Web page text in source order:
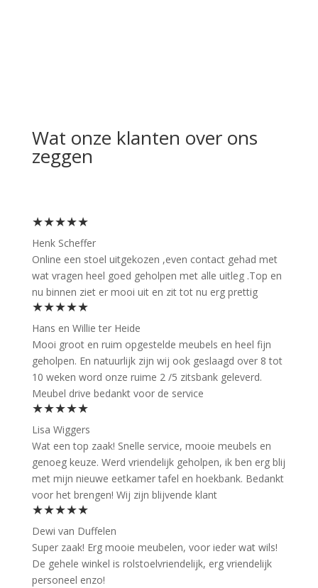
Wat onze klanten over ons
zeggen
★★★★★
Henk Scheffer
Online een stoel uitgekozen ,even contact gehad met
wat vragen heel goed geholpen met alle uitleg .Top en
nu binnen ziet er mooi uit en zit tot nu erg prettig
★★★★★
Hans en Willie ter Heide
Mooi groot en ruim opgestelde meubels en heel fijn
geholpen. En natuurlijk zijn wij ook geslaagd over 8 tot
10 weken word onze ruime 2 /5 zitsbank geleverd.
Meubel drive bedankt voor de service
★★★★★
Lisa Wiggers
Wat een top zaak! Snelle service, mooie meubels en
genoeg keuze. Werd vriendelijk geholpen, ik ben erg blij
met mijn nieuwe eetkamer tafel en hoekbank. Bedankt
voor het brengen! Wij zijn blijvende klant
★★★★★
Dewi van Duffelen
Super zaak! Erg mooie meubelen, voor ieder wat wils!
De gehele winkel is rolstoelvriendelijk, erg vriendelijk
personeel enzo!